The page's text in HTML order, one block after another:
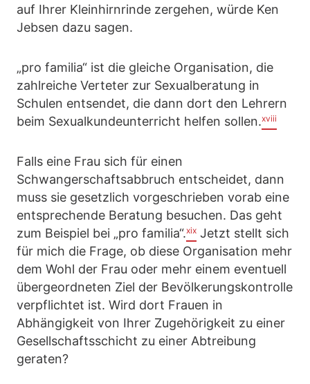
auf Ihrer Kleinhirnrinde zergehen, würde Ken
Jebsen dazu sagen.
„pro familia“ ist die gleiche Organisation, die
zahlreiche Verteter zur Sexualberatung in
Schulen entsendet, die dann dort den Lehrern
beim Sexualkundeunterricht helfen sollen.xviii
Falls eine Frau sich für einen
Schwangerschaftsabbruch entscheidet, dann
muss sie gesetzlich vorgeschrieben vorab eine
entsprechende Beratung besuchen. Das geht
zum Beispiel bei „pro familia“.xix Jetzt stellt sich
für mich die Frage, ob diese Organisation mehr
dem Wohl der Frau oder mehr einem eventuell
übergeordneten Ziel der Bevölkerungskontrolle
verpflichtet ist. Wird dort Frauen in
Abhängigkeit von Ihrer Zugehörigkeit zu einer
Gesellschaftsschicht zu einer Abtreibung
geraten?